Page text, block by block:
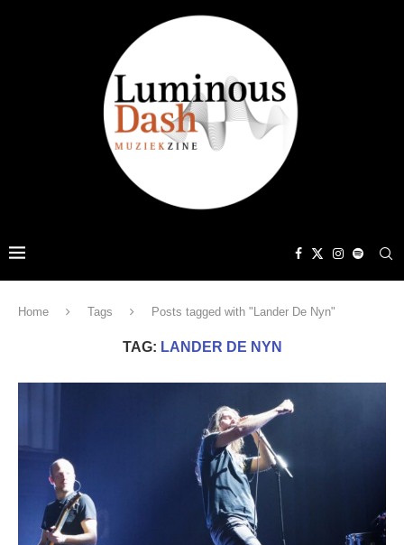
Home Tags Posts tagged with "Lander De Nyn"
TAG: LANDER DE NYN